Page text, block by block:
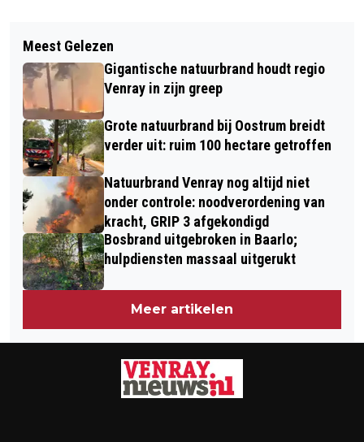
OFFICIËLE REACTIE VAN VIECURI OP
LEK PERSOONGEGEVENS
BRONZEN WAARDERINGSPENNING
VOOR MARIET VAN GERVEN-PIJPERS
(63)
Meest Gelezen
Gigantische natuurbrand houdt regio
Venray in zijn greep
Grote natuurbrand bij Oostrum breidt
verder uit: ruim 100 hectare getroffen
Natuurbrand Venray nog altijd niet
onder controle: noodverordening van
kracht, GRIP 3 afgekondigd
Bosbrand uitgebroken in Baarlo;
hulpdiensten massaal uitgerukt
Meer artikelen